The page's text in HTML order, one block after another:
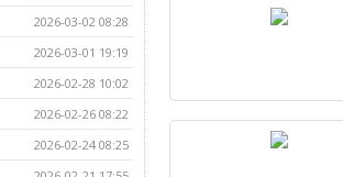
2026-03-02 08:28
2026-03-01 19:19
2026-02-28 10:02
2026-02-26 08:22
2026-02-24 08:25